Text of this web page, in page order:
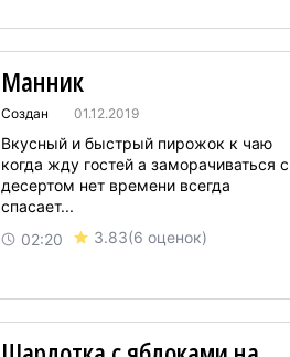
Манник
Создан 01.12.2019
02:20 3.83(6 оценок)
Вкусный и быстрый пирожок к чаю
когда жду гостей а заморачиваться с
десертом нет времени всегда
спасает...